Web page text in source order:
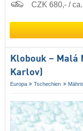
CZK 680,- /
Klobouk – Malá
Karlov)
Europa Tschechien